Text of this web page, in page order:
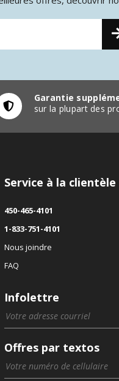
Garantie
sur la plupart des
Service à la clientèle
450-465-4101
1-833-751-4101
Nous joindre
FAQ
Infolettre
Offres par textos